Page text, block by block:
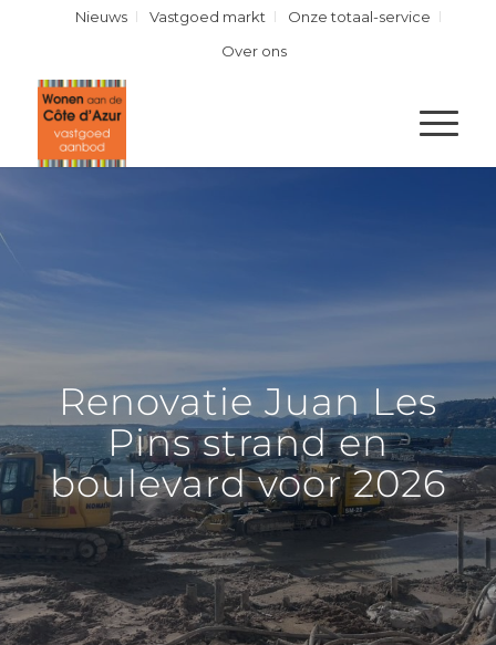
Nieuws Vastgoed markt
Onze totaal-service
Over ons
Renovatie Juan Les
Pins strand en
boulevard voor 2026